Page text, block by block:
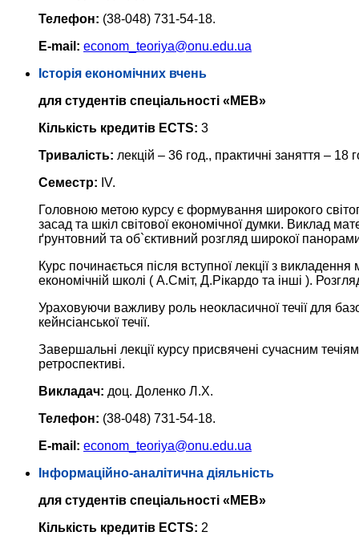
Телефон: (38-048) 731-54-18.
E-mail: econom_teoriya@onu.edu.ua
Історія економічних вчень
для студентів спеціальності «МЕВ»
Кількість кредитів ECTS: 3
Тривалість: лекцій – 36 год., практичні заняття – 18
Семестр: IV.
Головною метою курсу є формування широкого
засад та шкіл світової економічної думки. Виклад
ґрунтовний та об`єктивний розгляд широкої
Курс починається після вступної лекції з
економічній школі ( А.Сміт, Д.Рікардо та інші ).
Ураховуючи важливу роль неокласичної течії для
кейнсіанської течії.
Завершальні лекції курсу присвячені сучасним
ретроспективі.
Викладач: доц. Доленко Л.Х.
Телефон: (38-048) 731-54-18.
E-mail: econom_teoriya@onu.edu.ua
Інформаційно-аналітична діяльність
для студентів спеціальності «МЕВ»
Кількість кредитів ECTS: 2